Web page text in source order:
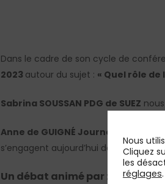
Dans le cadre de son cycle de
2023 autour du sujet : « Quel rôle de
Sabrina SOUSSAN PDG de SUEZ
Anne de GUIGNÉ Journaliste
s’engagent aujourd’hui dans les
Un débat animé par : Gilles
Nous
Cliquez
les
réglages.